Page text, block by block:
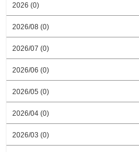
2026 (0)
2026/08 (0)
2026/07 (0)
2026/06 (0)
2026/05 (0)
2026/04 (0)
2026/03 (0)